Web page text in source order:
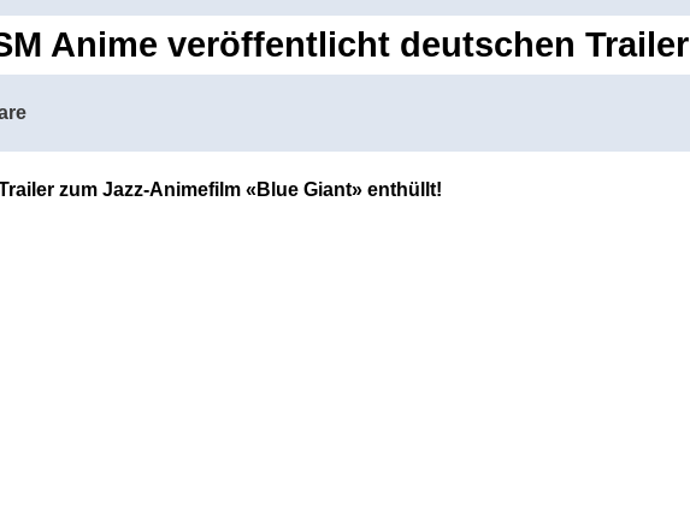
Anime veröffentlicht deutschen Trailer
zum Jazz-Animefilm «Blue Giant» enthüllt!